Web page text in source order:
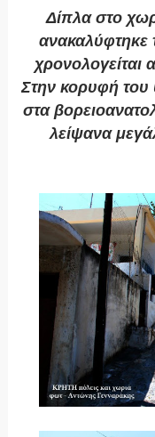
Δίπλα στο
ανακαλύφτηκε
χρονολογείται
Στην κορυφή
στα
λείψανα